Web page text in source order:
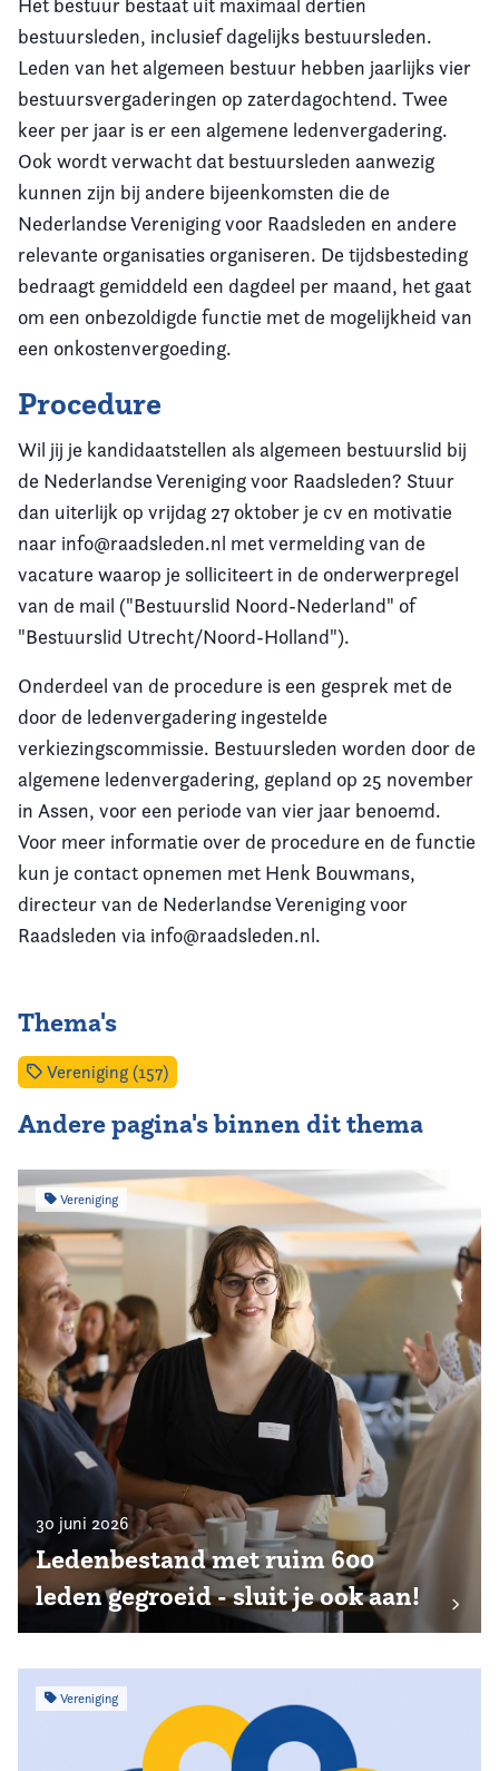
Het bestuur bestaat uit maximaal dertien
bestuursleden, inclusief dagelijks bestuursleden.
Leden van het algemeen bestuur hebben jaarlijks vier
bestuursvergaderingen op zaterdagochtend. Twee
keer per jaar is er een algemene ledenvergadering.
Ook wordt verwacht dat bestuursleden aanwezig
kunnen zijn bij andere bijeenkomsten die de
Nederlandse Vereniging voor Raadsleden en andere
relevante organisaties organiseren. De tijdsbesteding
bedraagt gemiddeld een dagdeel per maand, het gaat
om een onbezoldigde functie met de mogelijkheid van
een onkostenvergoeding.
Procedure
Wil jij je kandidaatstellen als algemeen bestuurslid bij
de Nederlandse Vereniging voor Raadsleden? Stuur
dan uiterlijk op vrijdag 27 oktober je cv en motivatie
naar info@raadsleden.nl met vermelding van de
vacature waarop je solliciteert in de onderwerpregel
van de mail ("Bestuurslid Noord-Nederland" of
"Bestuurslid Utrecht/Noord-Holland").
Onderdeel van de procedure is een gesprek met de
door de ledenvergadering ingestelde
verkiezingscommissie. Bestuursleden worden door de
algemene ledenvergadering, gepland op 25 november
in Assen, voor een periode van vier jaar benoemd.
Voor meer informatie over de procedure en de functie
kun je contact opnemen met Henk Bouwmans,
directeur van de Nederlandse Vereniging voor
Raadsleden via info@raadsleden.nl.
Thema's
Vereniging (157)
Andere pagina's binnen dit thema
Vereniging
30 juni 2026
Ledenbestand met ruim 600
leden gegroeid - sluit je ook aan!
Vereniging